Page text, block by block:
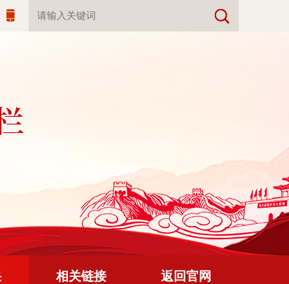
相关链接 返回官网